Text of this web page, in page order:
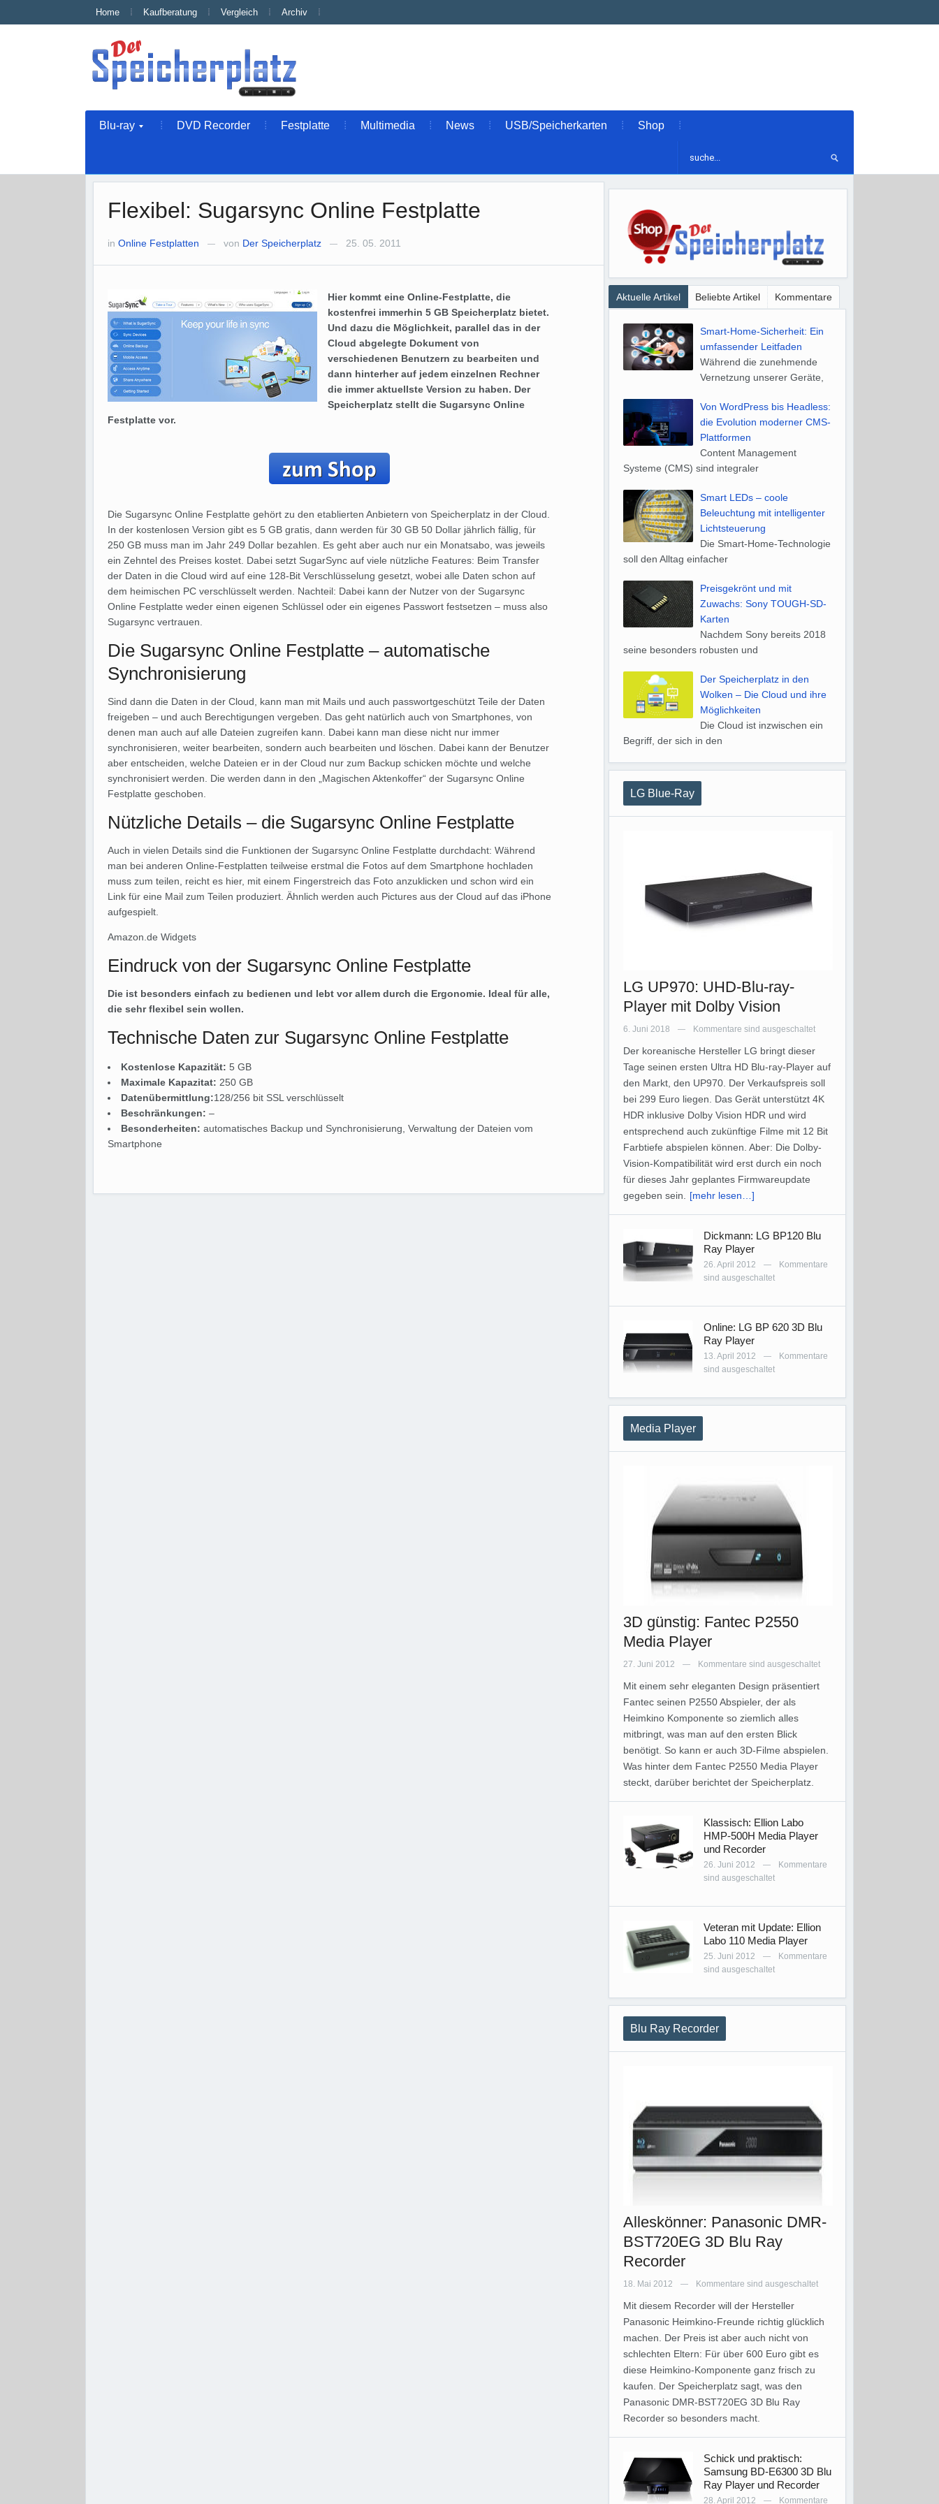
Home Kaufberatung Vergleich Archiv
Blu-ray DVD Recorder Festplatte Multimedia News USB/Speicherkarten Shop
Flexibel: Sugarsync Online Festplatte
in Online Festplatten — von Der Speicherplatz — 25. 05. 2011
Hier kommt eine Online-Festplatte, die
kostenfrei immerhin 5 GB Speicherplatz bietet.
Und dazu die Möglichkeit, parallel das in der
Cloud abgelegte Dokument von
verschiedenen Benutzern zu bearbeiten und
dann hinterher auf jedem einzelnen Rechner
die immer aktuellste Version zu haben. Der
Speicherplatz stellt die Sugarsync Online
Festplatte vor.
Die Sugarsync Online Festplatte gehört zu den etablierten Anbietern von Speicherplatz in der Cloud.
In der kostenlosen Version gibt es 5 GB gratis, dann werden für 30 GB 50 Dollar jährlich fällig, für
250 GB muss man im Jahr 249 Dollar bezahlen. Es geht aber auch nur ein Monatsabo, was jeweils
ein Zehntel des Preises kostet. Dabei setzt SugarSync auf viele nützliche Features: Beim Transfer
der Daten in die Cloud wird auf eine 128-Bit Verschlüsselung gesetzt, wobei alle Daten schon auf
dem heimischen PC verschlüsselt werden. Nachteil: Dabei kann der Nutzer von der Sugarsync
Online Festplatte weder einen eigenen Schlüssel oder ein eigenes Passwort festsetzen – muss also
Sugarsync vertrauen.
Die Sugarsync Online Festplatte – automatische
Synchronisierung
Sind dann die Daten in der Cloud, kann man mit Mails und auch passwortgeschützt Teile der Daten
freigeben – und auch Berechtigungen vergeben. Das geht natürlich auch von Smartphones, von
denen man auch auf alle Dateien zugreifen kann. Dabei kann man diese nicht nur immer
synchronisieren, weiter bearbeiten, sondern auch bearbeiten und löschen. Dabei kann der Benutzer
aber entscheiden, welche Dateien er in der Cloud nur zum Backup schicken möchte und welche
synchronisiert werden. Die werden dann in den „Magischen Aktenkoffer“ der Sugarsync Online
Festplatte geschoben.
Nützliche Details – die Sugarsync Online Festplatte
Auch in vielen Details sind die Funktionen der Sugarsync Online Festplatte durchdacht: Während
man bei anderen Online-Festplatten teilweise erstmal die Fotos auf dem Smartphone hochladen
muss zum teilen, reicht es hier, mit einem Fingerstreich das Foto anzuklicken und schon wird ein
Link für eine Mail zum Teilen produziert. Ähnlich werden auch Pictures aus der Cloud auf das iPhone
aufgespielt.
Amazon.de Widgets
Eindruck von der Sugarsync Online Festplatte
Die ist besonders einfach zu bedienen und lebt vor allem durch die Ergonomie. Ideal für alle,
die sehr flexibel sein wollen.
Technische Daten zur Sugarsync Online Festplatte
Kostenlose Kapazität: 5 GB
Maximale Kapazitat: 250 GB
Datenübermittlung:128/256 bit SSL verschlüsselt
Beschränkungen: –
Besonderheiten: automatisches Backup und Synchronisierung, Verwaltung der Dateien vom
Smartphone
Aktuelle Artikel Beliebte Artikel Kommentare
Smart-Home-Sicherheit: Ein
umfassender Leitfaden
Während die zunehmende
Vernetzung unserer Geräte,
Von WordPress bis Headless:
die Evolution moderner CMS-
Plattformen
Content Management
Systeme (CMS) sind integraler
Smart LEDs – coole
Beleuchtung mit intelligenter
Lichtsteuerung
Die Smart-Home-Technologie
soll den Alltag einfacher
Preisgekrönt und mit
Zuwachs: Sony TOUGH-SD-
Karten
Nachdem Sony bereits 2018
seine besonders robusten und
Der Speicherplatz in den
Wolken – Die Cloud und ihre
Möglichkeiten
Die Cloud ist inzwischen ein
Begriff, der sich in den
LG Blue-Ray
LG UP970: UHD-Blu-ray-
Player mit Dolby Vision
6. Juni 2018 — Kommentare sind ausgeschaltet
Der koreanische Hersteller LG bringt dieser
Tage seinen ersten Ultra HD Blu-ray-Player auf
den Markt, den UP970. Der Verkaufspreis soll
bei 299 Euro liegen. Das Gerät unterstützt 4K
HDR inklusive Dolby Vision HDR und wird
entsprechend auch zukünftige Filme mit 12 Bit
Farbtiefe abspielen können. Aber: Die Dolby-
Vision-Kompatibilität wird erst durch ein noch
für dieses Jahr geplantes Firmwareupdate
gegeben sein.
[mehr lesen…]
Dickmann: LG BP120 Blu
Ray Player
26. April 2012 —
Kommentare
sind ausgeschaltet
Online: LG BP 620 3D Blu
Ray Player
13. April 2012 —
Kommentare
sind ausgeschaltet
Media Player
3D günstig: Fantec P2550
Media Player
27. Juni 2012 — Kommentare sind ausgeschaltet
Mit einem sehr eleganten Design präsentiert
Fantec seinen P2550 Abspieler, der als
Heimkino Komponente so ziemlich alles
mitbringt, was man auf den ersten Blick
benötigt. So kann er auch 3D-Filme abspielen.
Was hinter dem Fantec P2550 Media Player
steckt, darüber berichtet der Speicherplatz.
Klassisch: Ellion Labo
HMP-500H Media Player
und Recorder
26. Juni 2012 —
Kommentare
sind ausgeschaltet
Veteran mit Update: Ellion
Labo 110 Media Player
25. Juni 2012 —
Kommentare
sind ausgeschaltet
Blu Ray Recorder
Alleskönner: Panasonic DMR-
BST720EG 3D Blu Ray
Recorder
18. Mai 2012 — Kommentare sind ausgeschaltet
Mit diesem Recorder will der Hersteller
Panasonic Heimkino-Freunde richtig glücklich
machen. Der Preis ist aber auch nicht von
schlechten Eltern: Für über 600 Euro gibt es
diese Heimkino-Komponente ganz frisch zu
kaufen. Der Speicherplatz sagt, was den
Panasonic DMR-BST720EG 3D Blu Ray
Recorder so besonders macht.
Schick und praktisch:
Samsung BD-E6300 3D Blu
Ray Player und Recorder
28. April 2012 — Kommentare